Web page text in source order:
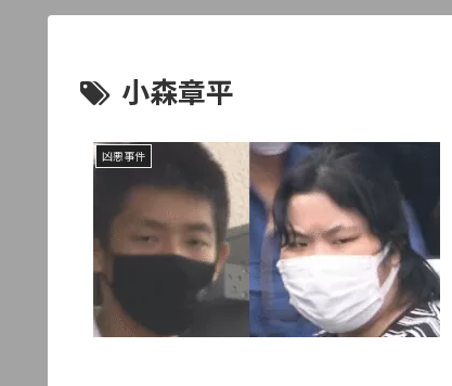
小森章平
凶悪事件